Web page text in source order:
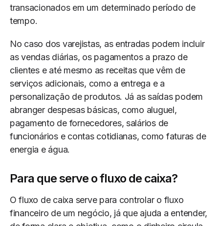
transacionados em um determinado período de
tempo.
No caso dos varejistas, as entradas podem incluir
as vendas diárias, os pagamentos a prazo de
clientes e até mesmo as receitas que vêm de
serviços adicionais, como a entrega e a
personalização de produtos. Já as saídas podem
abranger despesas básicas, como aluguel,
pagamento de fornecedores, salários de
funcionários e contas cotidianas, como faturas de
energia e água.
Para que serve o fluxo de caixa?
O fluxo de caixa serve para controlar o fluxo
financeiro de um negócio, já que ajuda a entender,